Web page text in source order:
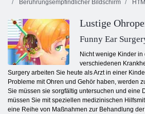
Berührungsempfindlicher Bildschirm
Lustige
Funny Ear
Nicht wenige Kinder
verschiedenen
Surgery arbeiten Sie heute als Arzt in einer
Probleme mit Ohren und Gehör haben, werden
Sie müssen sie sorgfältig untersuchen und eine
müssen Sie mit speziellen medizinischen
eine Reihe von Maßnahmen zur Behandlung